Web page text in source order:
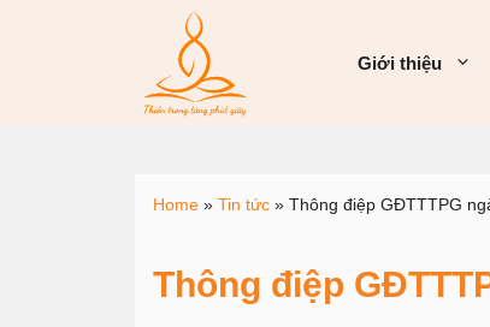
Giới thiệu
Home » Tin tức » Thông điệp GĐTTTPG
Thông điệp